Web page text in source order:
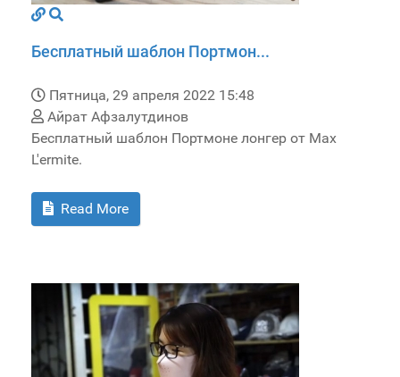
Бесплатный шаблон Портмон...
Пятница, 29 апреля 2022 15:48
Айрат Афзалутдинов
Бесплатный шаблон Портмоне лонгер от Max
L'ermite.
Read More